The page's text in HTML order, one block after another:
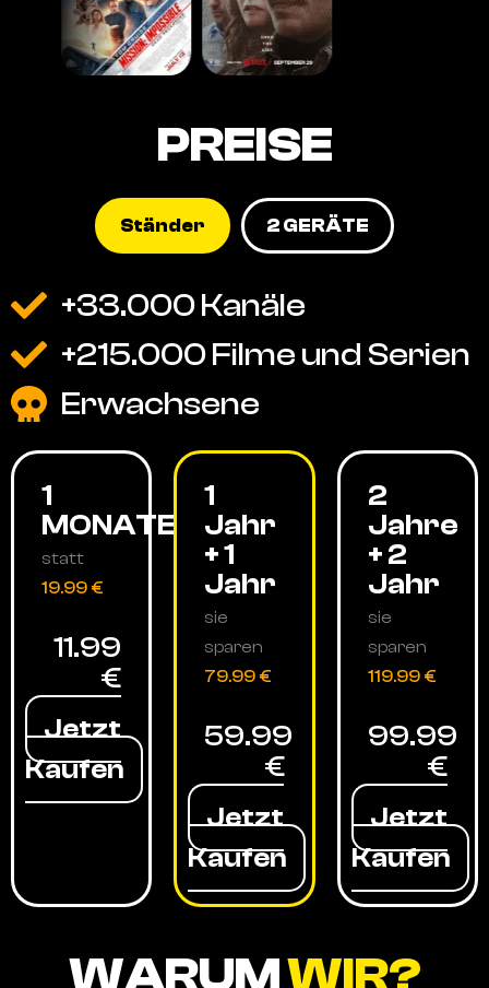
PREISE
Ständer 2 GERÄTE
+33.000 Kanäle
+215.000 Filme und Serien
Erwachsene
1
MONATE
statt
19.99 €
11.99
€
Jetzt
Kaufen
1
Jahr
+ 1
Jahr
sie
sparen
79.99 €
59.99
€
Jetzt
Kaufen
2
Jahre
+ 2
Jahr
sie
sparen
119.99 €
99.99
€
Jetzt
Kaufen
WARUMWIR?